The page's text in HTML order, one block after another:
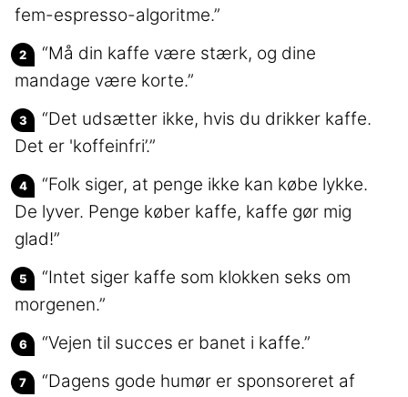
fem-espresso-algoritme.”
“Må din kaffe være stærk, og dine
mandage være korte.”
“Det udsætter ikke, hvis du drikker kaffe.
Det er 'koffeinfri’.”
“Folk siger, at penge ikke kan købe lykke.
De lyver. Penge køber kaffe, kaffe gør mig
glad!”
“Intet siger kaffe som klokken seks om
morgenen.”
“Vejen til succes er banet i kaffe.”
“Dagens gode humør er sponsoreret af